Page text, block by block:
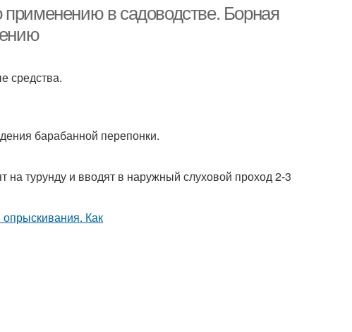
в садоводстве. Борная
средства.
барабанной перепонки.
на турунду и вводят в наружный слуховой проход 2-3